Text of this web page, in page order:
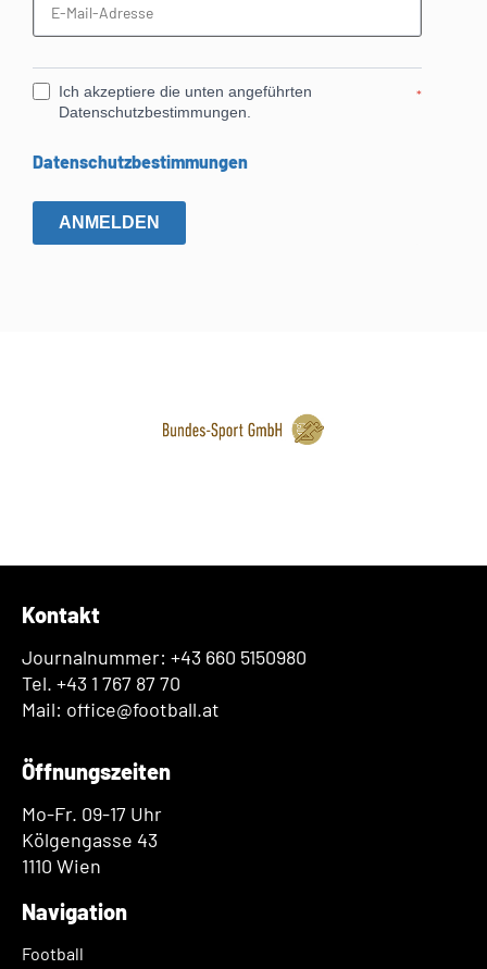
Ich akzeptiere die unten angeführten
Datenschutzbestimmungen.
*
Datenschutzbestimmungen
ANMELDEN
Kontakt
Journalnummer: +43 660 5150980
Tel. +43 1 767 87 70
Mail: office@football.at
Öffnungszeiten
Mo-Fr. 09-17 Uhr
Kölgengasse 43
1110 Wien
Navigation
Football